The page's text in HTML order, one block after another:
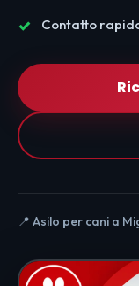
Contatto
📍 Asilo per cani a